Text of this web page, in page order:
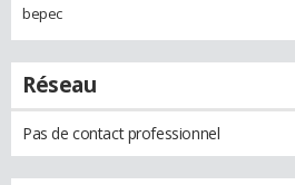
bepec
Réseau
Pas de contact professionnel